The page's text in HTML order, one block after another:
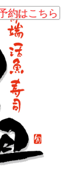
約はこちら